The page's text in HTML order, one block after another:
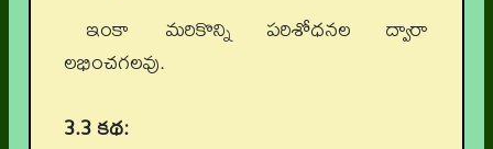
ఇంకా మరికొన్ని పరిశోధనల ద్వారా
లభించగలవు.
3.3 కథ: